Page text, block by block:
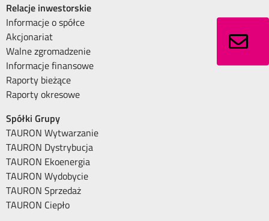
Relacje inwestorskie
Informacje o spółce
Akcjonariat
Walne zgromadzenie
Informacje finansowe
Raporty bieżące
Raporty okresowe
Spółki Grupy
TAURON Wytwarzanie
TAURON Dystrybucja
TAURON Ekoenergia
TAURON Wydobycie
TAURON Sprzedaż
TAURON Ciepło